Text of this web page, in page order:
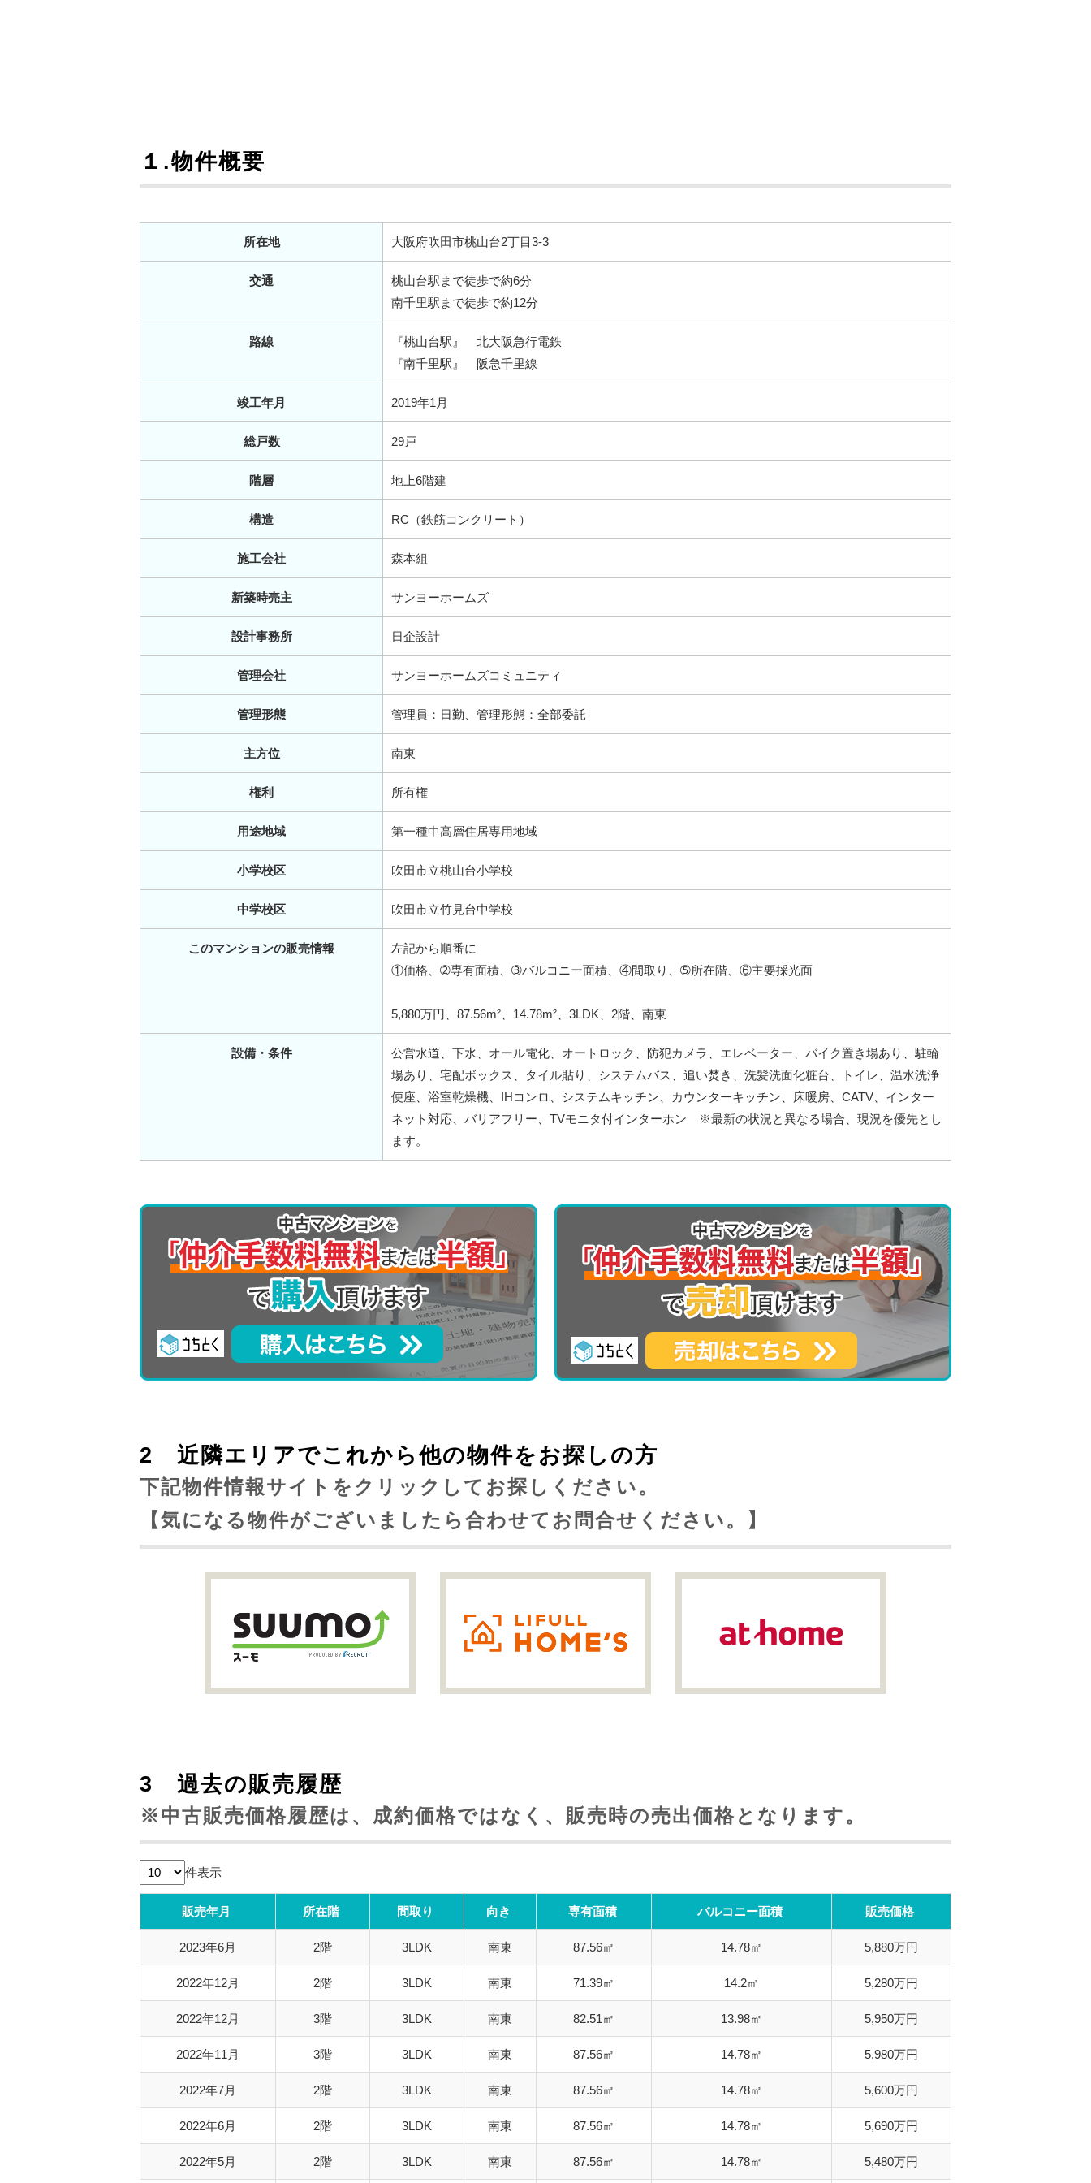
１.物件概要
所在地 大阪府吹田市桃山台2丁目3-3
交通
桃山台駅まで徒歩で約6分
南千里駅まで徒歩で約12分
路線
『桃山台駅』 北大阪急行電鉄
『南千里駅』 阪急千里線
竣工年月 2019年1月
総戸数 29戸
階層 地上6階建
構造 RC（鉄筋コンクリート）
施工会社 森本組
新築時売主 サンヨーホームズ
設計事務所 日企設計
管理会社 サンヨーホームズコミュニティ
管理形態 管理員：日勤、管理形態：全部委託
主方位 南東
権利 所有権
用途地域 第一種中高層住居専用地域
小学校区 吹田市立桃山台小学校
中学校区 吹田市立竹見台中学校
このマンションの販売情報
左記から順番に
①価格、➁専有面積、➂バルコニー面積、④間取り、➄所在階、⑥主要採光面
5,880万円、87.56m²、14.78m²、3LDK、2階、南東
設備・条件
公営水道、下水、オール電化、オートロック、防犯カメラ、エレベーター、バイク置き場あり、駐輪
場あり、宅配ボックス、タイル貼り、システムバス、追い焚き、洗髪洗面化粧台、トイレ、温水洗浄
便座、浴室乾燥機、IHコンロ、システムキッチン、カウンターキッチン、床暖房、CATV、インター
ネット対応、バリアフリー、TVモニタ付インターホン ※最新の状況と異なる場合、現況を優先とし
ます。
2 近隣エリアでこれから他の物件をお探しの方
下記物件情報サイトをクリックしてお探しください。
【気になる物件がございましたら合わせてお問合せください。】
3 過去の販売履歴
※中古販売価格履歴は、成約価格ではなく、販売時の売出価格となります。
件表示
販売年月 所在階 間取り 向き 専有面積 バルコニー面積 販売価格
2023年6月 2階 3LDK 南東 87.56㎡ 14.78㎡ 5,880万円
2022年12月 2階 3LDK 南東 71.39㎡ 14.2㎡ 5,280万円
2022年12月 3階 3LDK 南東 82.51㎡ 13.98㎡ 5,950万円
2022年11月 3階 3LDK 南東 87.56㎡ 14.78㎡ 5,980万円
2022年7月 2階 3LDK 南東 87.56㎡ 14.78㎡ 5,600万円
2022年6月 2階 3LDK 南東 87.56㎡ 14.78㎡ 5,690万円
2022年5月 2階 3LDK 南東 87.56㎡ 14.78㎡ 5,480万円